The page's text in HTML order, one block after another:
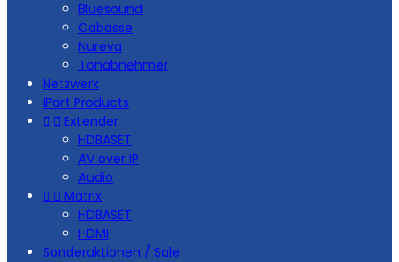
Bluesound
Cabasse
Nureva
Tonabnehmer
Netzwerk
iPort Products
  Extender
HDBASET
AV over IP
Audio
  Matrix
HDBASET
HDMI
Sonderaktionen / Sale